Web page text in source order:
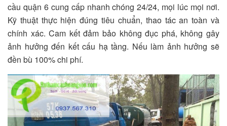
cầu quận 6 cung cấp nhanh chóng 24/24, mọi lúc mọi nơi.
Kỹ thuật thực hiện đúng tiêu chuẩn, thao tác an toàn và
chính xác. Cam kết đảm bảo không đục phá, không gây
ảnh hưởng đến kết cấu hạ tầng. Nếu làm ảnh hưởng sẽ
đền bù 100% chi phí.